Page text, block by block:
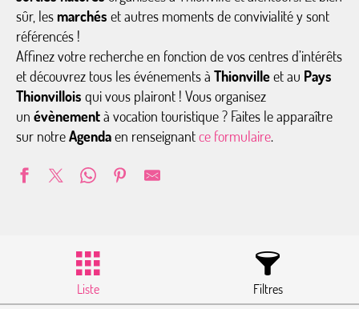
sûr, les marchés et autres moments de convivialité y sont
référencés !
Affinez votre recherche en fonction de vos centres d’intérêts
et découvrez tous les événements à Thionvilleet au Pays
Thionvillois qui vous plairont ! Vous organisez
un évènementà vocation touristique ? Faites le apparaître
sur notreAgendaen renseignantce formulaire.
Liste Filtres